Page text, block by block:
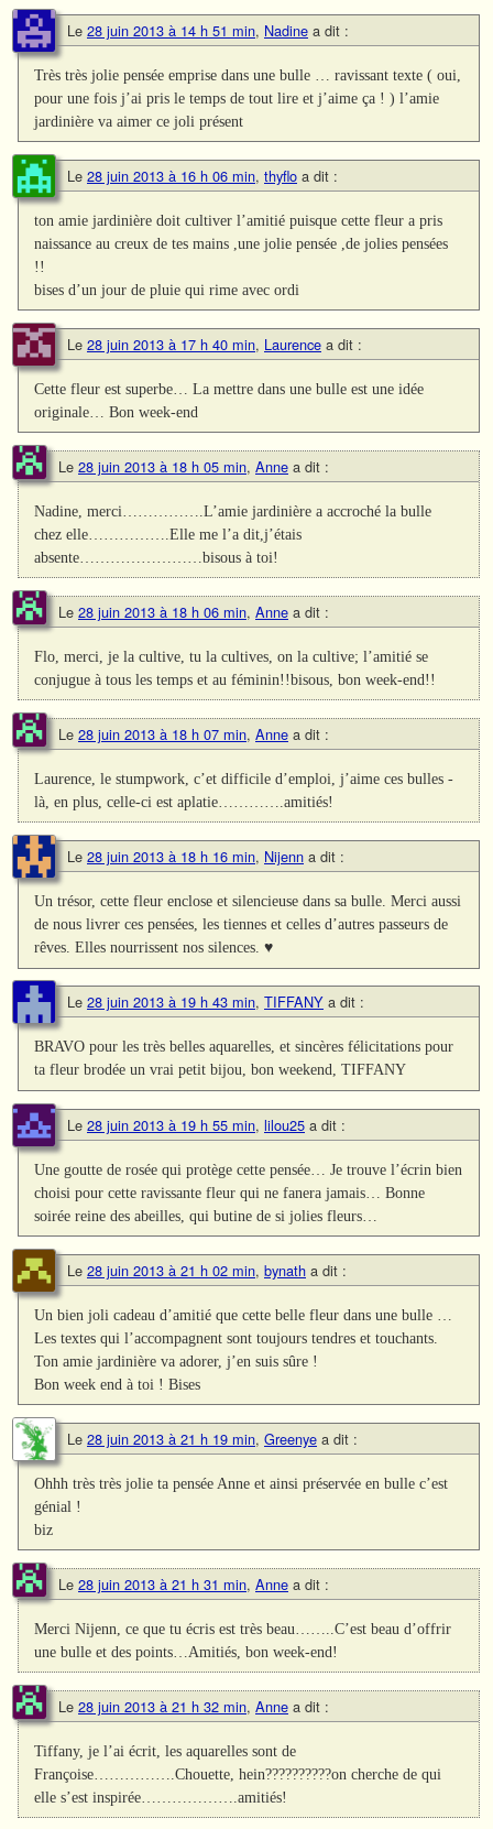
Le 28 juin 2013 à 14 h 51 min, Nadine a dit :
Très très jolie pensée emprise dans une bulle … ravissant texte ( oui,
pour une fois j’ai pris le temps de tout lire et j’aime ça ! ) l’amie
jardinière va aimer ce joli présent
Le 28 juin 2013 à 16 h 06 min, thyflo a dit :
ton amie jardinière doit cultiver l’amitié puisque cette fleur a pris
naissance au creux de tes mains ,une jolie pensée ,de jolies pensées
!!
bises d’un jour de pluie qui rime avec ordi
Le 28 juin 2013 à 17 h 40 min, Laurence a dit :
Cette fleur est superbe… La mettre dans une bulle est une idée
originale… Bon week-end
Le 28 juin 2013 à 18 h 05 min, Anne a dit :
Nadine, merci…………….L’amie jardinière a accroché la bulle
chez elle…………….Elle me l’a dit,j’étais
absente……………………bisous à toi!
Le 28 juin 2013 à 18 h 06 min, Anne a dit :
Flo, merci, je la cultive, tu la cultives, on la cultive; l’amitié se
conjugue à tous les temps et au féminin!!bisous, bon week-end!!
Le 28 juin 2013 à 18 h 07 min, Anne a dit :
Laurence, le stumpwork, c’et difficile d’emploi, j’aime ces bulles -
là, en plus, celle-ci est aplatie………….amitiés!
Le 28 juin 2013 à 18 h 16 min, Nijenn a dit :
Un trésor, cette fleur enclose et silencieuse dans sa bulle. Merci aussi
de nous livrer ces pensées, les tiennes et celles d’autres passeurs de
rêves. Elles nourrissent nos silences. ♥
Le 28 juin 2013 à 19 h 43 min, TIFFANY a dit :
BRAVO pour les très belles aquarelles, et sincères félicitations pour
ta fleur brodée un vrai petit bijou, bon weekend, TIFFANY
Le 28 juin 2013 à 19 h 55 min, lilou25 a dit :
Une goutte de rosée qui protège cette pensée… Je trouve l’écrin bien
choisi pour cette ravissante fleur qui ne fanera jamais… Bonne
soirée reine des abeilles, qui butine de si jolies fleurs…
Le 28 juin 2013 à 21 h 02 min, bynath a dit :
Un bien joli cadeau d’amitié que cette belle fleur dans une bulle …
Les textes qui l’accompagnent sont toujours tendres et touchants.
Ton amie jardinière va adorer, j’en suis sûre !
Bon week end à toi ! Bises
Le 28 juin 2013 à 21 h 19 min, Greenye a dit :
Ohhh très très jolie ta pensée Anne et ainsi préservée en bulle c’est
génial !
biz
Le 28 juin 2013 à 21 h 31 min, Anne a dit :
Merci Nijenn, ce que tu écris est très beau……..C’est beau d’offrir
une bulle et des points…Amitiés, bon week-end!
Le 28 juin 2013 à 21 h 32 min, Anne a dit :
Tiffany, je l’ai écrit, les aquarelles sont de
Françoise…………….Chouette, hein??????????on cherche de qui
elle s’est inspirée……………….amitiés!